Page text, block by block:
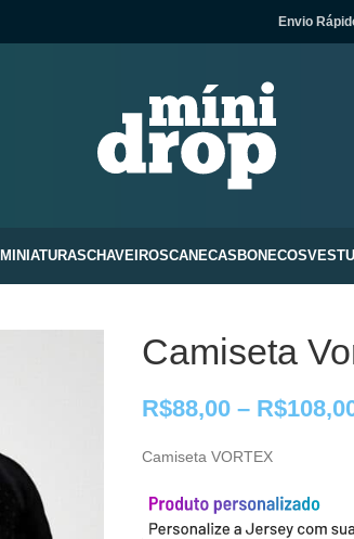
Envio
MINIATURASCHAVEIROSCANECAS BONECOS
Camiseta
R$88,00 – R$
Camiseta VORTEX